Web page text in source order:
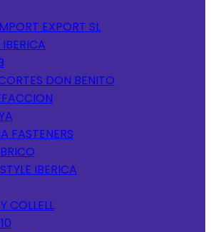
EXPORT SL
DON BENITO
FASTENERS
IBERICA
COLLELL